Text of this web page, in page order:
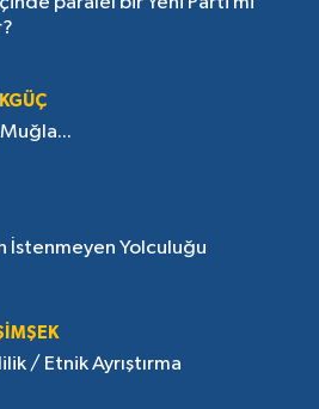
Muğla...
İstenmeyen Yolculuğu
/ Etnik Ayrıştırma